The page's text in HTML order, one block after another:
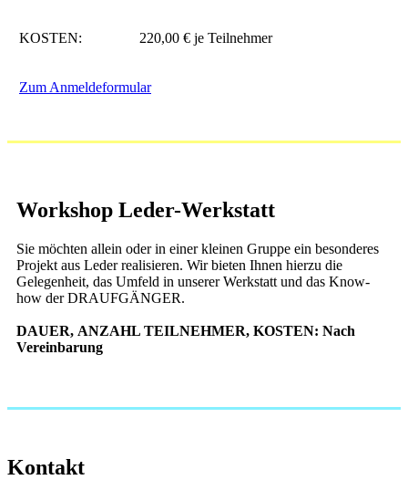
KOSTEN: 220,00 € je Teilnehmer
Zum Anmeldeformular
Workshop Leder-Werkstatt
Sie möchten allein oder in einer kleinen Gruppe ein besonderes
Projekt aus Leder realisieren. Wir bieten Ihnen hierzu die
Gelegenheit, das Umfeld in unserer Werkstatt und das Know-
how der DRAUFGÄNGER.
DAUER, ANZAHL TEILNEHMER, KOSTEN: Nach
Vereinbarung
Kontakt